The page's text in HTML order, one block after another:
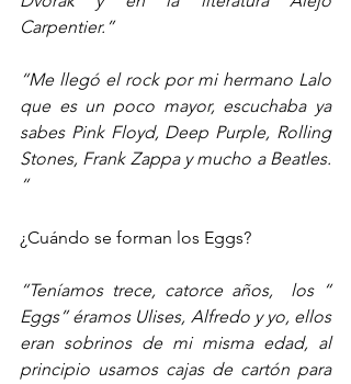
Carpentier.”
“Me llegó el rock por mi hermano Lalo
que es un poco mayor, escuchaba ya
sabes Pink Floyd, Deep Purple, Rolling
Stones, Frank Zappa y mucho a Beatles.
“
¿Cuándo se forman los Eggs?
“Teníamos trece, catorce años,  los “
Eggs” éramos Ulises, Alfredo y yo, ellos
eran sobrinos de mi misma edad, al
principio usamos cajas de cartón para